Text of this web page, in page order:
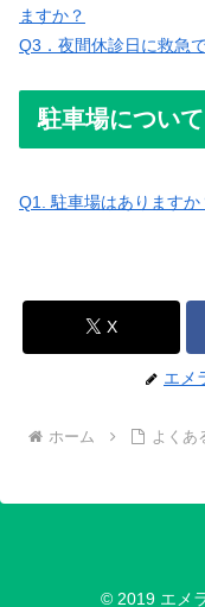
ますか？
Q3．夜間休診日に救急
駐車場について
Q1. 駐車場はあります
X
エメ
ホーム よくあ
© 2019 エメ